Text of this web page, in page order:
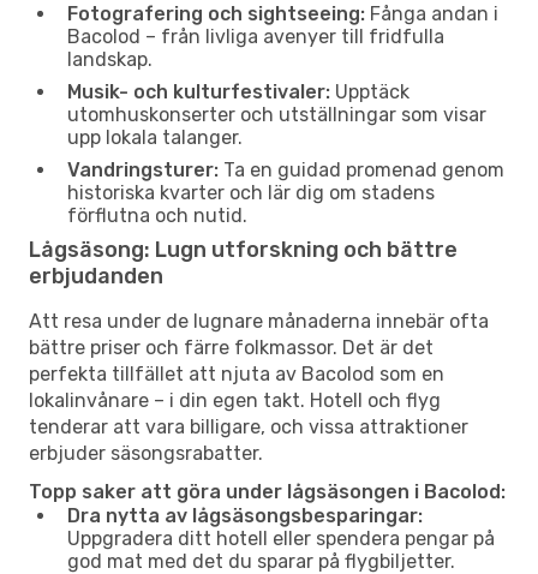
Fotografering och sightseeing: Fånga andan i
Bacolod – från livliga avenyer till fridfulla
landskap.
Musik- och kulturfestivaler: Upptäck
utomhuskonserter och utställningar som visar
upp lokala talanger.
Vandringsturer: Ta en guidad promenad genom
historiska kvarter och lär dig om stadens
förflutna och nutid.
Lågsäsong: Lugn utforskning och bättre
erbjudanden
Att resa under de lugnare månaderna innebär ofta
bättre priser och färre folkmassor. Det är det
perfekta tillfället att njuta av Bacolod som en
lokalinvånare – i din egen takt. Hotell och flyg
tenderar att vara billigare, och vissa attraktioner
erbjuder säsongsrabatter.
Topp saker att göra under lågsäsongen i Bacolod:
Dra nytta av lågsäsongsbesparingar:
Uppgradera ditt hotell eller spendera pengar på
god mat med det du sparar på flygbiljetter.